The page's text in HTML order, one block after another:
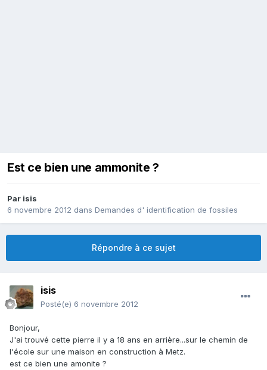
Est ce bien une ammonite ?
Par isis
6 novembre 2012 dans Demandes d' identification de fossiles
Répondre à ce sujet
isis
Posté(e) 6 novembre 2012
Bonjour,
J'ai trouvé cette pierre il y a 18 ans en arrière...sur le chemin de
l'école sur une maison en construction à Metz.
est ce bien une amonite ?